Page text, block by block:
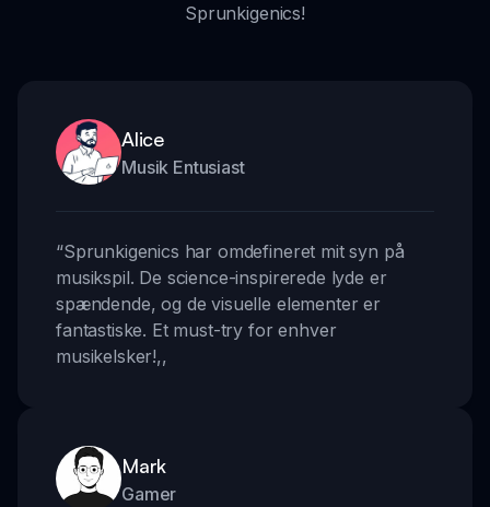
Sprunkigenics!
Alice
Musik Entusiast
“Sprunkigenics har omdefineret mit syn på
musikspil. De science-inspirerede lyde er
spændende, og de visuelle elementer er
fantastiske. Et must-try for enhver
musikelsker!,,
Mark
Gamer